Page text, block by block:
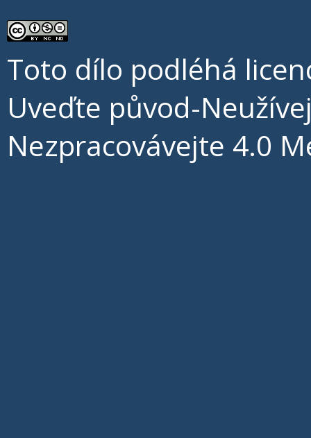
Toto dílo podléhá
Uveďte původ-
Nezpracovávejte 4.0